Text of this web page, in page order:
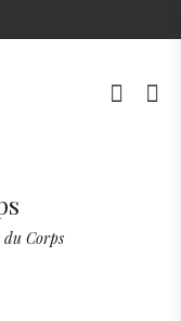
du Corps